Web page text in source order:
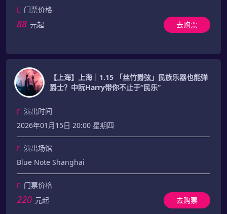
门票价格
88 元起 去购票
【上海】上海｜1.15 「丝竹爵弦」民族乐器也能弹
爵士？中阮Harry带你不止于“民乐”
演出时间
2026年01月15日 20:00 星期四
演出场馆
Blue Note Shanghai
门票价格
220 元起 去购票